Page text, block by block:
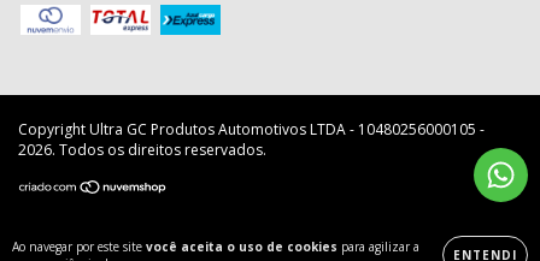
Ao navegar por este site você aceita o uso de cookies para agilizar a
ENTENDI
Copyright Ultra GC Produtos Automotivos LTDA - 10480256000105 -
2026. Todos os direitos reservados.